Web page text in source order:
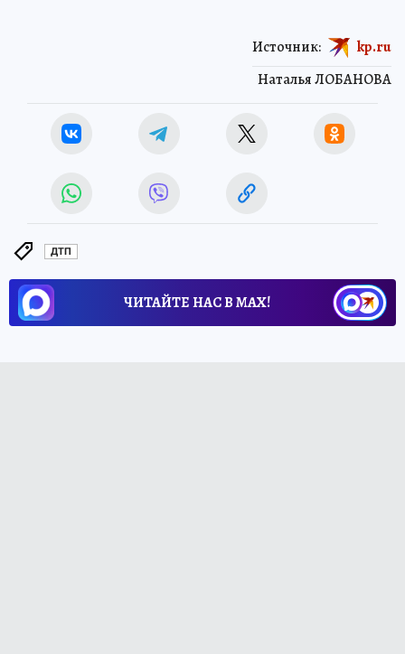
Наталья ЛОБАНОВА
Источник: kp.ru
ДТП
ЧИТАЙТЕ НАС В МАХ!